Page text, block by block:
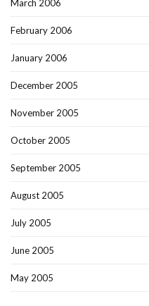
March 2006
February 2006
January 2006
December 2005
November 2005
October 2005
September 2005
August 2005
July 2005
June 2005
May 2005